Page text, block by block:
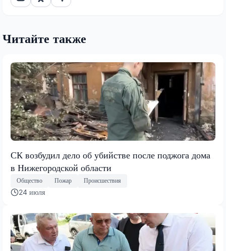
Читайте также
СК возбудил дело об убийстве после поджога дома
в Нижегородской области
Общество Пожар Происшествия
24 июля